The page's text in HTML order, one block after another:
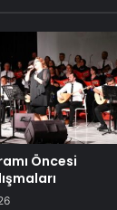
Öncesi